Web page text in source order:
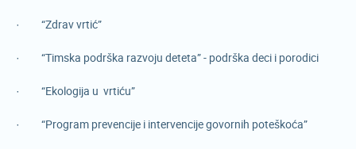
· “Zdrav vrtić”
· “Timska podrška razvoju deteta” - podrška deci i porodici
· “Ekologija u vrtiću”
· “Program prevencije i intervencije govornih poteškoća”